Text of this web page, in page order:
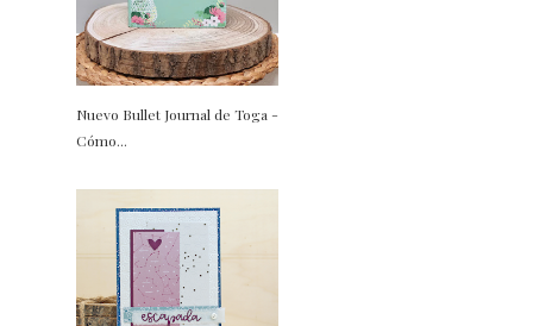
Nuevo Bullet Journal de Toga -
Cómo...